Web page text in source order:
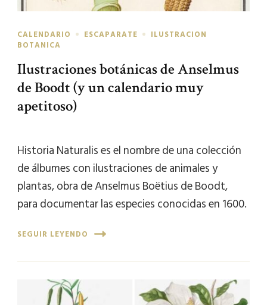
CALENDARIO ESCAPARATE
ILUSTRACION
BOTANICA
Ilustraciones botánicas de Anselmus
de Boodt (y un calendario muy
apetitoso)
Historia Naturalis es el nombre de una colección
de álbumes con ilustraciones de animales y
plantas, obra de Anselmus Boëtius de Boodt,
para documentar las especies conocidas en 1600.
SEGUIR LEYENDO